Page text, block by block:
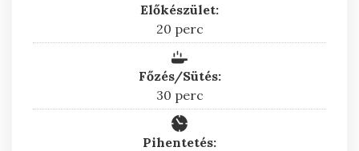
Előkészület:
20perc
perc
Főzés/Sütés:
30perc
perc
Pihentetés: